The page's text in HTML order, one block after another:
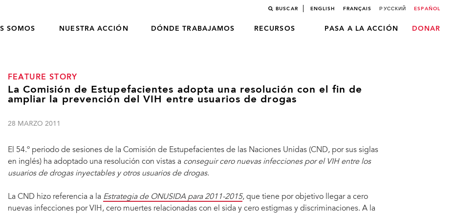
BUSCAR ENGLISH FRANÇAIS РУССКИЙ ESPAÑOL
SOMOS NUESTRA ACCIÓN DÓNDE TRABAJAMOS RECURSOS PASA A LA ACCIÓN DONAR
FEATURE STORY
La Comisión de Estupefacientes adopta una resolución con el fin de
ampliar la prevención del VIH entre usuarios de drogas
28 MARZO 2011
El 54.º periodo de sesiones de la Comisión de Estupefacientes de las Naciones Unidas (CND, por sus siglas
en inglés) ha adoptado una resolución con vistas a conseguir cero nuevas infecciones por el VIH entre los
usuarios de drogas inyectables y otros usuarios de drogas.
La CND hizo referencia a la Estrategia de ONUSIDA para 2011-2015, que tiene por objetivo llegar a cero
nuevas infecciones por VIH, cero muertes relacionadas con el sida y cero estigmas y discriminaciones. A la